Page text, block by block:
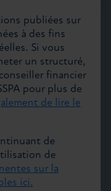
EN
l’ASPS
(ASPS) a le
Bank en qualité
side»). Cette
de couvrir
et constitue
publiées sur
à des fins
Si vous
un structuré,
financier
pour plus de
de lire le
de
de
sur la
ici.